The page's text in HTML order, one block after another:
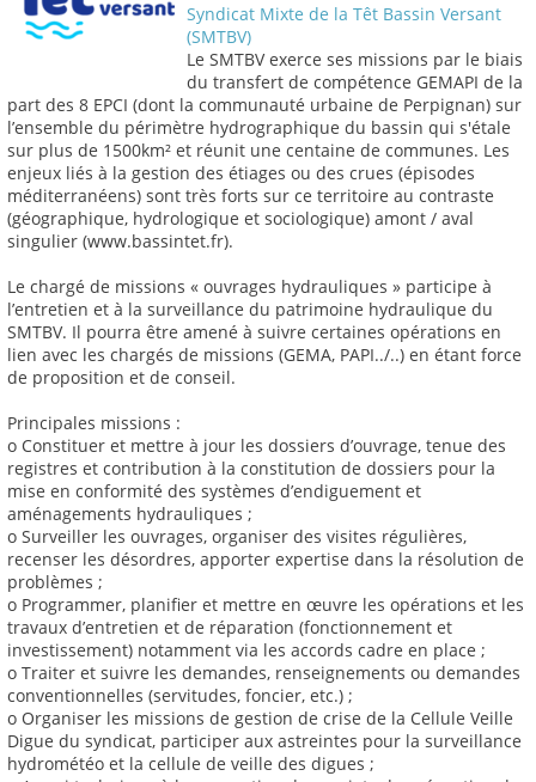
Syndicat Mixte de la Têt Bassin Versant
(SMTBV)
Le SMTBV exerce ses missions par le biais
du transfert de compétence GEMAPI de la
part des 8 EPCI (dont la communauté urbaine de Perpignan) sur
l’ensemble du périmètre hydrographique du bassin qui s'étale
sur plus de 1500km² et réunit une centaine de communes. Les
enjeux liés à la gestion des étiages ou des crues (épisodes
méditerranéens) sont très forts sur ce territoire au contraste
(géographique, hydrologique et sociologique) amont / aval
singulier (www.bassintet.fr).
Le chargé de missions « ouvrages hydrauliques » participe à
l’entretien et à la surveillance du patrimoine hydraulique du
SMTBV. Il pourra être amené à suivre certaines opérations en
lien avec les chargés de missions (GEMA, PAPI../..) en étant force
de proposition et de conseil.
Principales missions :
o Constituer et mettre à jour les dossiers d’ouvrage, tenue des
registres et contribution à la constitution de dossiers pour la
mise en conformité des systèmes d’endiguement et
aménagements hydrauliques ;
o Surveiller les ouvrages, organiser des visites régulières,
recenser les désordres, apporter expertise dans la résolution de
problèmes ;
o Programmer, planifier et mettre en œuvre les opérations et les
travaux d’entretien et de réparation (fonctionnement et
investissement) notamment via les accords cadre en place ;
o Traiter et suivre les demandes, renseignements ou demandes
conventionnelles (servitudes, foncier, etc.) ;
o Organiser les missions de gestion de crise de la Cellule Veille
Digue du syndicat, participer aux astreintes pour la surveillance
hydrométéo et la cellule de veille des digues ;